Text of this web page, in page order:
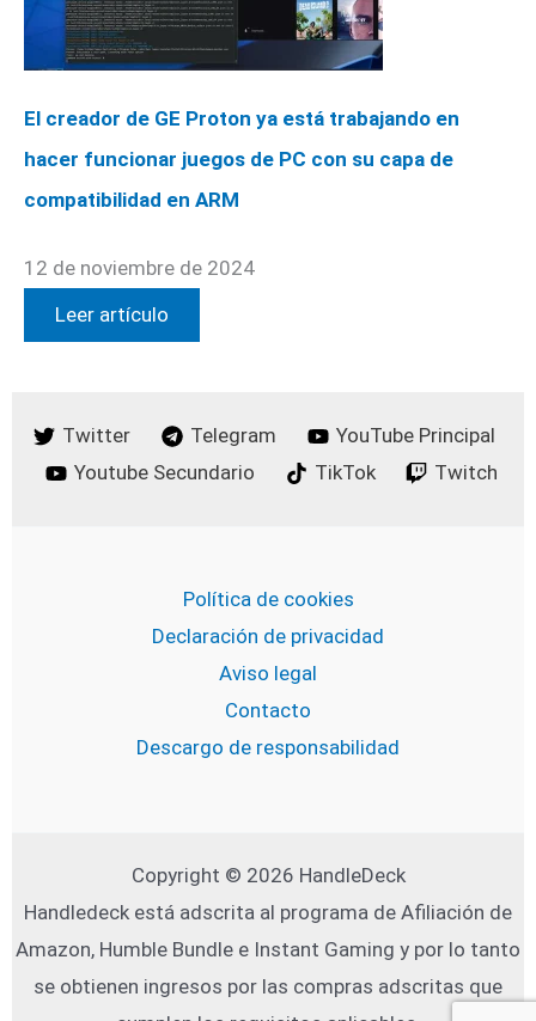
El creador de GE Proton ya está trabajando en
hacer funcionar juegos de PC con su capa de
compatibilidad en ARM
12 de noviembre de 2024
Leer artículo
Twitter Telegram
YouTube Principal
Youtube Secundario
TikTok Twitch
Política de cookies
Declaración de privacidad
Aviso legal
Contacto
Descargo de responsabilidad
Copyright © 2026 HandleDeck
Handledeck está adscrita al programa de Afiliación de
Amazon, Humble Bundle e Instant Gaming y por lo tanto
se obtienen ingresos por las compras adscritas que